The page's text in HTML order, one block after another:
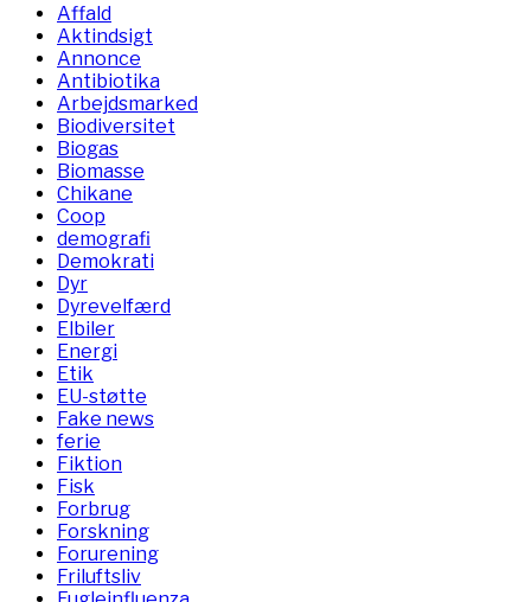
Affald
Aktindsigt
Annonce
Antibiotika
Arbejdsmarked
Biodiversitet
Biogas
Biomasse
Chikane
Coop
demografi
Demokrati
Dyr
Dyrevelfærd
Elbiler
Energi
Etik
EU-støtte
Fake news
ferie
Fiktion
Fisk
Forbrug
Forskning
Forurening
Friluftsliv